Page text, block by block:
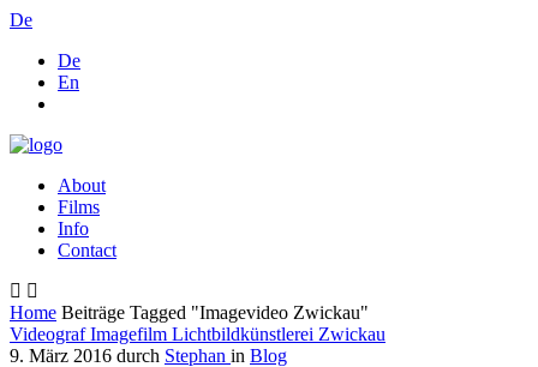
De
De
En
About
Films
Info
Contact
Home Beiträge Tagged "Imagevideo Zwickau"
Videograf Imagefilm Lichtbildkünstlerei Zwickau
9. März 2016 durch Stephan in Blog